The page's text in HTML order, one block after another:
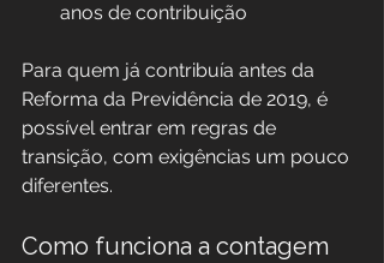
anos de contribuição
Para quem já contribuía antes da
Reforma da Previdência de 2019, é
possível entrar em regras de
transição, com exigências um pouco
diferentes.
Como funciona a contagem